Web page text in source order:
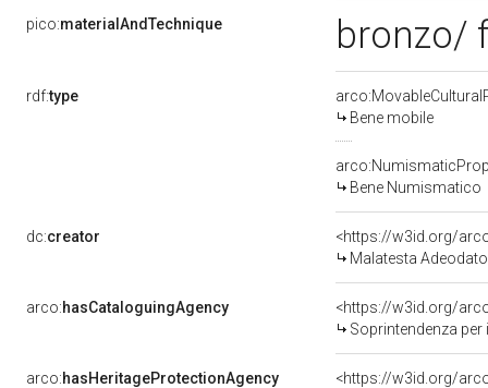
pico:materialAndTechnique bronzo/
rdf:type
Bene mobile
Bene Numismatico
dc:creator
<https://w3id.org/
Malatesta
arco:hasCataloguingAgency
<https://w3id.org/
Soprintendenza per
arco:hasHeritageProtectionAgency
<https://w3id.org/